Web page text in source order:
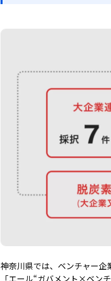
神奈川県では、ベンチャー企
「エール“ガバメント×ベン